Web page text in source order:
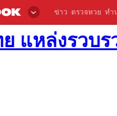
ข่าว ตรวจหวย ทำ
แหล่งรวบ